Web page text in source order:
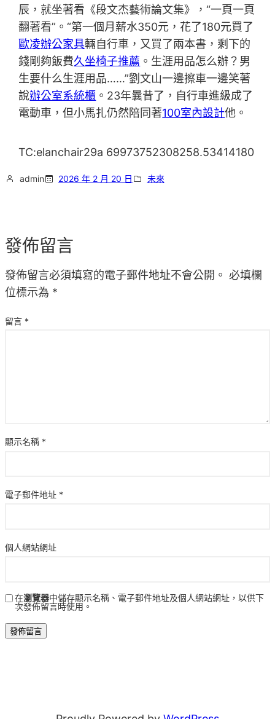
辰，就坐著看《段文杰藝術論文集》，“一頁一頁
翻著看”。“第一個月薪水350元，花了180元買了
歐凌辦公家具輛自行車，又買了兩本書，剩下的
錢剛夠飯費久坐椅子推薦 。生涯用品怎么辦？男
生要什么生涯用品……”劉文山一邊擦車一邊笑著
說辦公室系統櫃 。23年曩昔了，自行車進級成了
電動車，但小馬扎仍然陪同著100室內設計他。
TC:elanchair29a 69973752308258.53414180
admin 2026 年 2 月 20 日 未來
發佈留言
發佈留言必須填寫的電子郵件地址不會公開。 必填欄
位標示為 *
留言 *
顯示名稱 *
電子郵件地址 *
個人網站網址
在瀏覽器中儲存顯示名稱、電子郵件地址及個人網站網址，以供下
次發佈留言時使用。